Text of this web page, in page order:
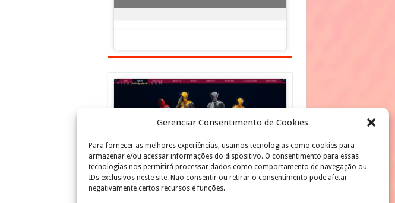
Gerenciar Consentimento de Cookies
Para fornecer as melhores experiências, usamos tecnologias como cookies para
armazenar e/ou acessar informações do dispositivo. O consentimento para essas
tecnologias nos permitirá processar dados como comportamento de navegação ou
IDs exclusivos neste site. Não consentir ou retirar o consentimento pode afetar
negativamente certos recursos e funções.
Clique para aceitar os cookies marketing e